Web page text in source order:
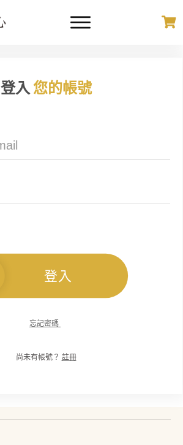
登入您的帳號
登入
忘記密碼
尚未有帳號？ 註冊